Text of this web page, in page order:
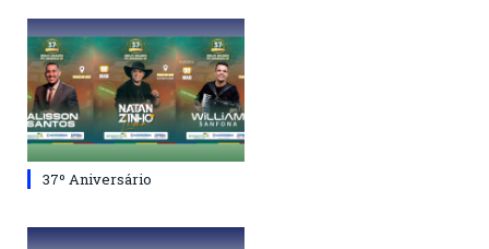
37º Aniversário